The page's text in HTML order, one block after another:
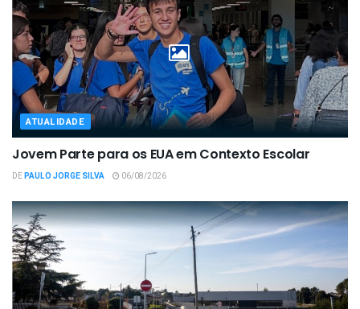
ATUALIDADE
Jovem Parte para os EUA em Contexto Escolar
DEPAULO JORGE SILVA 06/08/2026